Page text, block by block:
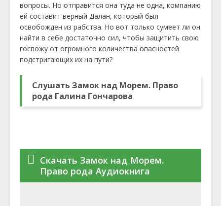
вопросы. Но отправится она туда не одна, компанию
ей составит верный Далан, который был
освобожден из рабства. Но вот только сумеет ли он
найти в себе достаточно сил, чтобы защитить свою
госпожу от огромного количества опасностей
подстригающих их на пути?
Слушать Замок над Морем. Право
рода Галина Гончарова
Скачать Замок над Морем.
Право рода Аудиокнига